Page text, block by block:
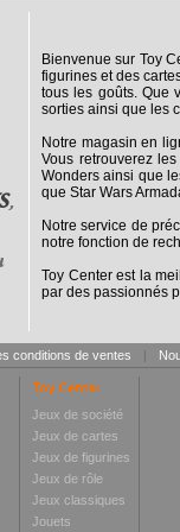
,
Bienvenue sur Toy
figurines et des
tous les goûts. Que
sorties ainsi que les
Notre magasin en
Vous retrouverez
Wonders ainsi que
que Star Wars
Notre service de
notre fonction de
Toy Center est la
par des passionnés
conditions de ventes |
Toy Center
Jeux de société
Jeux de cartes
Jeux de figurines
Jeux de rôle
Jeux classiques
Jouets